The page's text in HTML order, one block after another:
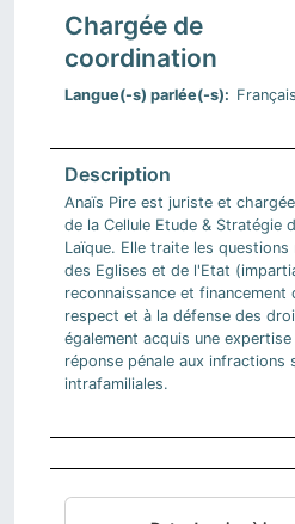
Chargée de
coordination
Langue(-s) parlée(-s) Français
Anaïs Pire est juriste et
de la Cellule Etude & Stratégie
Laïque. Elle traite les
des Eglises et de l'Etat
reconnaissance et
respect et à la défense des
également acquis une
réponse pénale aux infractions
intrafamiliales.